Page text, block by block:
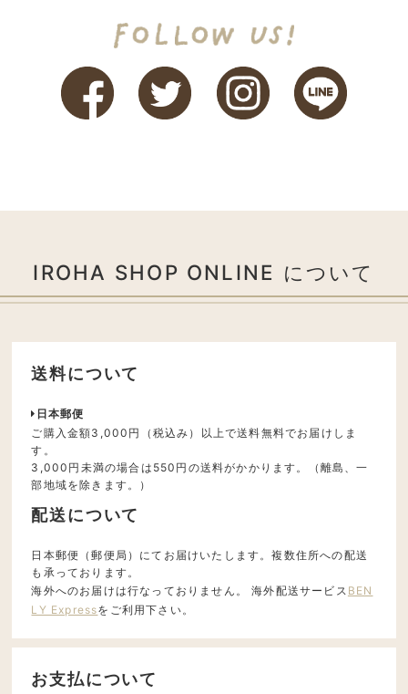
IROHA SHOP ONLINE について
送料について
日本郵便
ご購入金額3,000円（税込み）以上で送料無料でお届けしま
す。
3,000円未満の場合は550円の送料がかかります。（離島、一
部地域を除きます。）
配送について
日本郵便（郵便局）にてお届けいたします。複数住所への配送
も承っております。
海外へのお届けは行なっておりません。 海外配送サービス BEN
LY Expressをご利用下さい。
お支払について